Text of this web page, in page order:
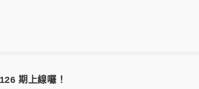
期上線囉！